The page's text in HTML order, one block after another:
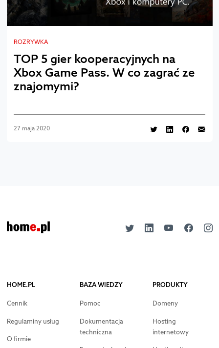
ROZRYWKA
TOP 5 gier kooperacyjnych na
Xbox Game Pass. W co zagrać ze
znajomymi?
27 maja 2020
HOME.PL
Cennik
Regulaminy usług
O firmie
BAZA WIEDZY
Pomoc
Dokumentacja
techniczna
PRODUKTY
Domeny
Hosting
internetowy